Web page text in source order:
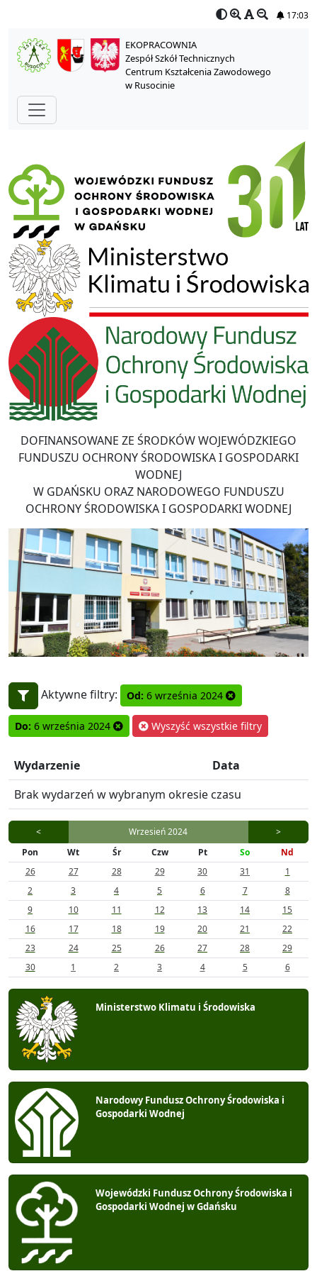
17:03
EKOPRACOWNIA
Zespół Szkół Technicznych
Centrum Kształcenia Zawodowego
w Rusocinie
DOFINANSOWANE ZE ŚRODKÓW WOJEWÓDZKIEGO
FUNDUSZU OCHRONY ŚRODOWISKA I GOSPODARKI
WODNEJ
W GDAŃSKU ORAZ NARODOWEGO FUNDUSZU
OCHRONY ŚRODOWISKA I GOSPODARKI WODNEJ
Aktywne filtry: Od: 6 września 2024
Do: 6 września 2024 Wyszyść wszystkie filtry
Wydarzenie
Data
Brak wydarzeń w wybranym okresie czasu
< Wrzesień 2024
>
Pon
Wt Śr Czw Pt So
Nd
26
27 28 29 30 31
1
2
3 4 5 6 7
8
9
10 11 12 13 14
15
16
17 18 19 20 21
22
23
24 25 26 27 28
29
30
1 2 3 4 5 6
Ministerstwo Klimatu i Środowiska
Narodowy Fundusz Ochrony Środowiska i
Gospodarki Wodnej
Wojewódzki Fundusz Ochrony Środowiska i
Gospodarki Wodnej w Gdańsku